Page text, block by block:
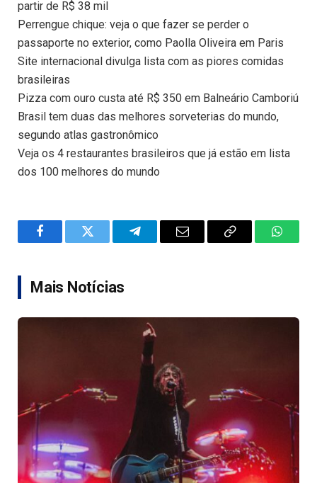
partir de R$ 38 mil
Perrengue chique: veja o que fazer se perder o
passaporte no exterior, como Paolla Oliveira em Paris
Site internacional divulga lista com as piores comidas
brasileiras
Pizza com ouro custa até R$ 350 em Balneário Camboriú
Brasil tem duas das melhores sorveterias do mundo,
segundo atlas gastronômico
Veja os 4 restaurantes brasileiros que já estão em lista
dos 100 melhores do mundo
FacebookTwitter TelegramEmail
Copy
Mais Notícias